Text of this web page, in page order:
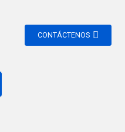
CONTÁCTENOS